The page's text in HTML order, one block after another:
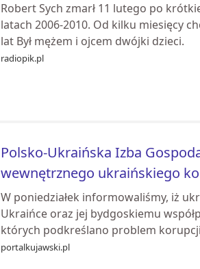
Robert Sych zmarł 11 lutego po
latach 2006-2010. Od kilku miesięcy
lat Był mężem i ojcem dwójki dzieci.
radiopik.pl
Polsko-Ukraińska Izba
wewnętrznego ukraińskiego
W poniedziałek informowaliśmy, iż
Ukraińce oraz jej bydgoskiemu
których podkreślano problem
portalkujawski.pl